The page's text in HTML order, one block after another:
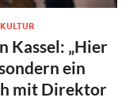
KULTUR
Kassel: „Hier
ein
mit Direktor